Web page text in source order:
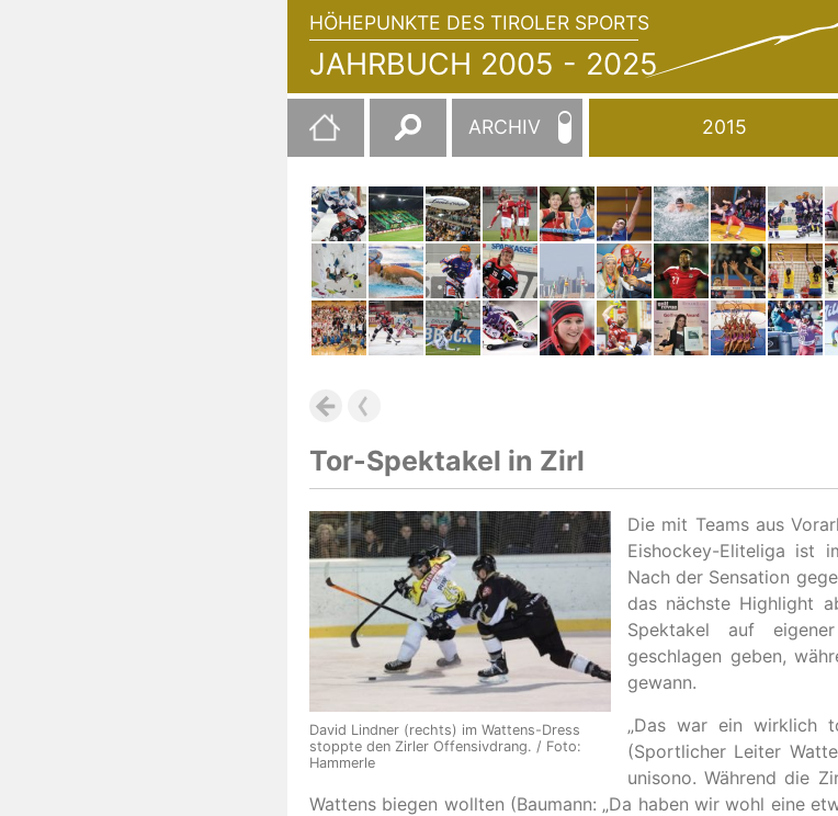
HÖHEPUNKTE DES TIROLER SPORTS
JAHRBUCH 2005 - 2025
JAHRBUCH
2005
2025
Suchen
nach:
ARCHIV 2015
Tor-Spektakel in Zirl
David Lindner (rechts) im Wattens-Dress
stoppte den Zirler Offensivdrang. / Foto:
Hammerle
Die mit Teams aus
Eishockey-Eliteliga ist
Nach der Sensation
das nächste Highlight
Spektakel auf
geschlagen geben,
gewann.
„Das war ein wirklich
(Sportlicher Leiter
unisono. Während die
Wattens biegen wollten (Baumann: „Da haben wir wohl eine